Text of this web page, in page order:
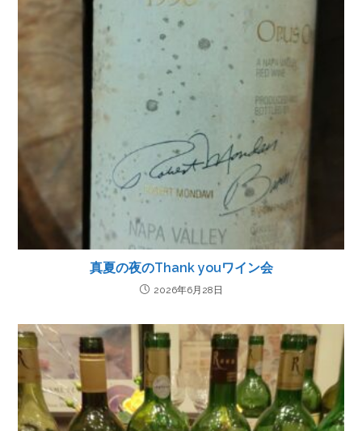
真夏の夜のThank youワイン会
2026年6月28日